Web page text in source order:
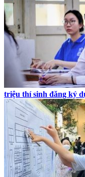
triệu thí sinh đăng ký